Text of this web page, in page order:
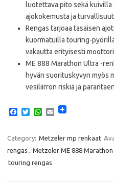
luotettava pito sekä kuivilla
ajokokemusta ja
Rengas tarjoaa tasaisen
kuormatuilla touring-
vakautta erityisesti
ME 888 Marathon Ultra -
hyvän suorituskyvyn myös
vesiliirron riskiä ja
e
b
o
o
T
t
t
e
r
W
t
A
p
p
E
i
Category: Metzeler mp renkaat
rengas , Metzeler ME 888
touring rengas